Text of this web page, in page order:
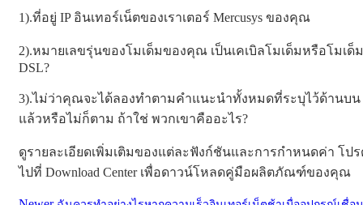
1).ที่อยู่ IP อินเทอร์เน็ตของเราเตอร์ Mercusys ของคุณ
2).หมายเลขรุ่นของโมเด็มของคุณ เป็นเคเบิลโมเด็มหรือโมเด็ม
DSL?
3).ไม่ว่าคุณจะได้ลองทำตามคำแนะนำทั้งหมดที่ระบุไว้ด้านบน
แล้วหรือไม่ก็ตาม ถ้าใช่ พวกเขาคืออะไร?
ดูรายละเอียดเพิ่มเติมของแต่ละฟังก์ชันและการกำหนดค่า โป
ไปที่ Download Center เพื่อดาวน์โหลดคู่มือผลิตภัณฑ์ของคุณ